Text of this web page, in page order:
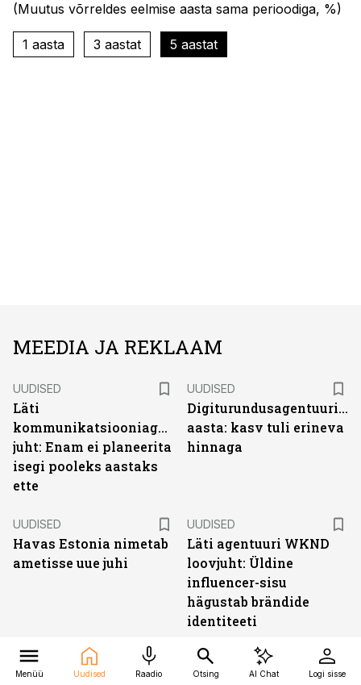
(Muutus võrreldes eelmise aasta sama perioodiga, %)
1 aasta 3 aastat 5 aastat
MEEDIA JA REKLAAM
UUDISED
Läti
kommunikatsiooniagentuuri
juht: Enam ei planeerita
isegi pooleks aastaks
ette
UUDISED
Digiturundusagentuuride
aasta: kasv tuli erineva
hinnaga
UUDISED
Havas Estonia nimetab
ametisse uue juhi
UUDISED
Läti agentuuri WKND
loovjuht: Üldine
influencer-sisu
hägustab brändide
identiteeti
UUDISED
Corpore vahetab
UUDISED
Filmiettevõtte
Menüü Uudised Raadio Otsing AI Chat Logi sisse